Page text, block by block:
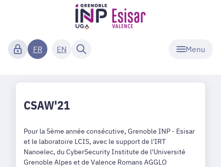
Menu
FR EN
CSAW'21
Pour la 5ème année consécutive, Grenoble INP - Esisar
et le laboratoire LCIS, avec le support de l'IRT
Nanoelec, du CyberSecurity Institute de l'Université
Grenoble Alpes et de Valence Romans AGGLO